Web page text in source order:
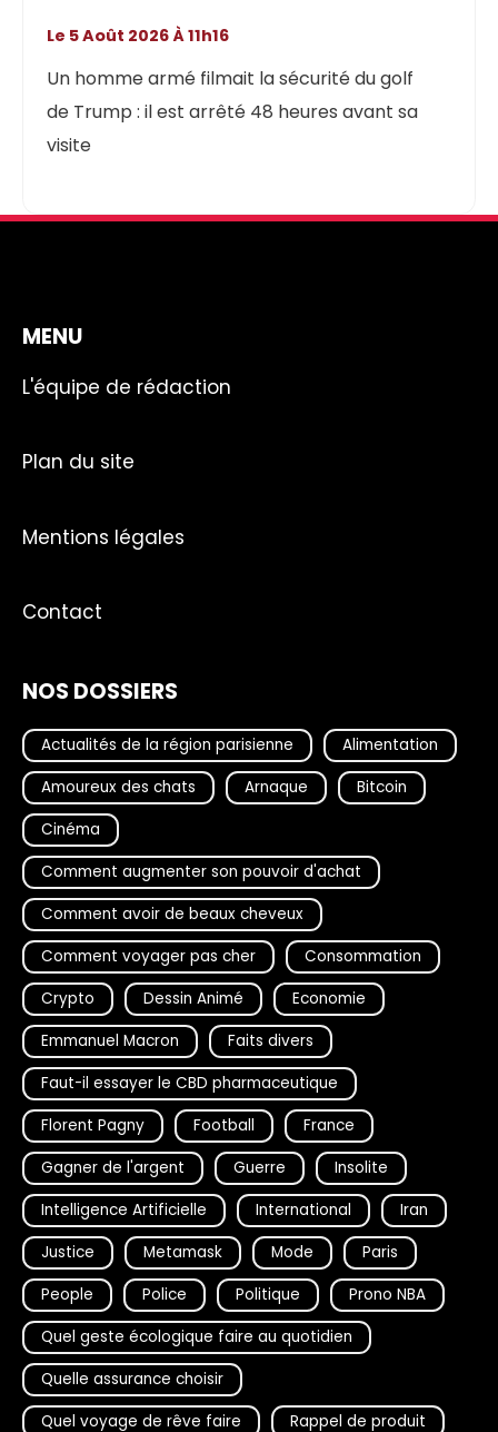
Un homme armé filmait la sécurité du golf
de Trump : il est arrêté 48 heures avant sa
visite
Le 5 Août 2026 À 11h16
MENU
L'équipe de rédaction
Plan du site
Mentions légales
Contact
NOS DOSSIERS
Actualités de la région parisienne
Alimentation
Amoureux des chats
Arnaque
Bitcoin
Cinéma
Comment augmenter son pouvoir d'achat
Comment avoir de beaux cheveux
Comment voyager pas cher
Consommation
Crypto
Dessin Animé
Economie
Emmanuel Macron
Faits divers
Faut-il essayer le CBD pharmaceutique
Florent Pagny
Football
France
Gagner de l'argent
Guerre
Insolite
Intelligence Artificielle
International
Iran
Justice
Metamask Mode
Paris
People
Police Politique
Prono NBA
Quel geste écologique faire au quotidien
Quelle assurance choisir
Quel voyage de rêve faire
Rappel de produit